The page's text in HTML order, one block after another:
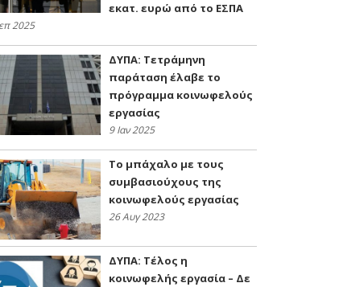
εκατ. ευρώ από το ΕΣΠΑ
2025
ΔΥΠΑ: Τετράμηνη
παράταση έλαβε το
πρόγραμμα κοινωφελούς
εργασίας
9 Ιαν 2025
Το μπάχαλο με τους
συμβασιούχους της
κοινωφελούς εργασίας
26 Αυγ 2023
ΔΥΠΑ: Τέλος η
κοινωφελής εργασία – Δε